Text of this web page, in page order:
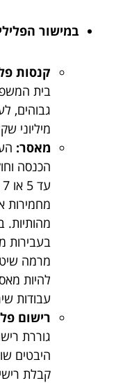
במישור
קנסות
בית
גבוהים,
מיליוני
מאסר:
הכנסה
מחמירות
בעבירות
מרמה
להיות
עבודות
רישום
גוררת
היבטים
קבלת